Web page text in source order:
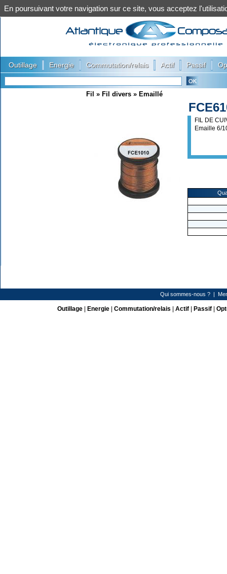
Outillage Energie Commutation/relais Actif Passif
Fil » Fil divers » Emaillé
FIL DE
Emaille 6/
Qui sommes-nous ?|
Outillage| Energie| Commutation/relais Actif| Passif|
En poursuivant votre navigation sur ce site, vous acceptez